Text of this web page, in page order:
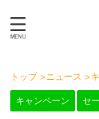
トップ >ニュース >
キャンペーン セ